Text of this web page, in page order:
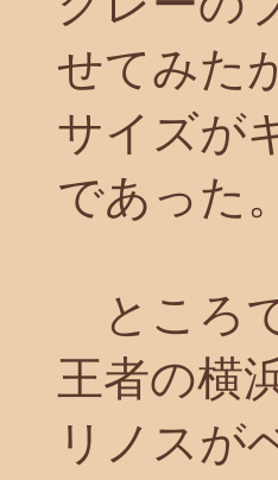
せてみた
サイズが
であった。
ところ
王者の横
リノスが